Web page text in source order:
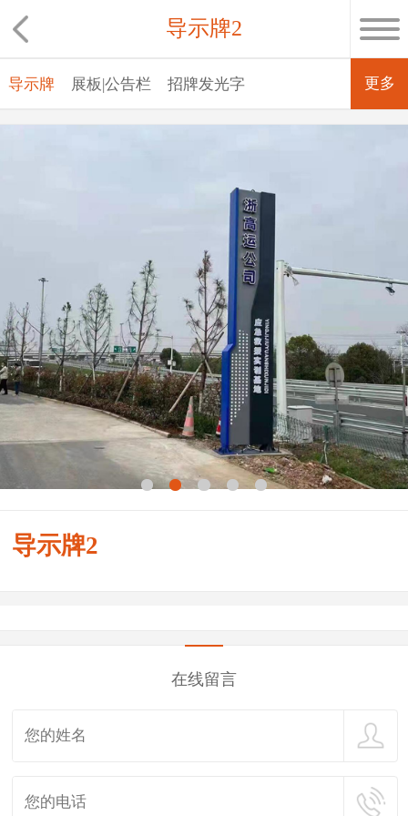
导示牌2
导示牌 展板|公告栏 招牌发光字 更多
导示牌2
在线留言